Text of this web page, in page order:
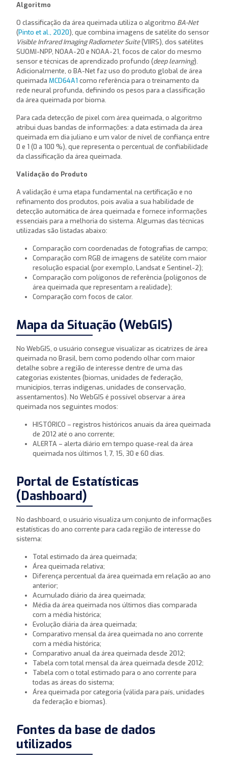
Algoritmo
O classificação da área queimada utiliza o algoritmo BA-Net
(Pinto et al., 2020), que combina imagens de satélite do sensor
Visible Infrared Imaging Radiometer Suite(VIIRS), dos satélites
SUOMI-NPP, NOAA-20 e NOAA-21, focos de calor do mesmo
sensor e técnicas de aprendizado profundo (deep learning).
Adicionalmente, o BA-Net faz uso do produto global de área
queimada MCD64A1 como referência para o treinamento da
rede neural profunda, definindo os pesos para a classificação
da área queimada por bioma.
Para cada detecção de pixel com área queimada, o algoritmo
atribui duas bandas de informações: a data estimada da área
queimada em dia juliano e um valor de nível de confiança entre
0 e 1 (0 a 100 %), que representa o percentual de confiabilidade
da classificação da área queimada.
Validação do Produto
A validação é uma etapa fundamental na certificação e no
refinamento dos produtos, pois avalia a sua habilidade de
detecção automática de área queimada e fornece informações
essenciais para a melhoria do sistema. Algumas das técnicas
utilizadas são listadas abaixo:
Comparação com coordenadas de fotografias de campo;
Comparação com RGB de imagens de satélite com maior
resolução espacial (por exemplo, Landsat e Sentinel-2);
Comparação com polígonos de referência (polígonos de
área queimada que representam a realidade);
Comparação com focos de calor.
Mapa da Situação (WebGIS)
No WebGIS, o usuário consegue visualizar as cicatrizes de área
queimada no Brasil, bem como podendo olhar com maior
detalhe sobre a região de interesse dentre de uma das
categorias existentes (biomas, unidades de federação,
municípios, terras indígenas, unidades de conservação,
assentamentos). No WebGIS é possível observar a área
queimada nos seguintes modos:
HISTÓRICO – registros históricos anuais da área queimada
de 2012 até o ano corrente;
ALERTA – alerta diário em tempo quase-real da área
queimada nos últimos 1, 7, 15, 30 e 60 dias.
Portal de Estatísticas
(Dashboard)
No dashboard, o usuário visualiza um conjunto de informações
estatísticas do ano corrente para cada região de interesse do
sistema:
Total estimado da área queimada;
Área queimada relativa;
Diferença percentual da área queimada em relação ao ano
anterior;
Acumulado diário da área queimada;
Média da área queimada nos últimos dias comparada
com a média histórica;
Evolução diária da área queimada;
Comparativo mensal da área queimada no ano corrente
com a média histórica;
Comparativo anual da área queimada desde 2012;
Tabela com total mensal da área queimada desde 2012;
Tabela com o total estimado para o ano corrente para
todas as áreas do sistema;
Área queimada por categoria (válida para país, unidades
da federação e biomas).
Fontes da base de dados
utilizados